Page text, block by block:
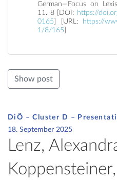
German—Focus on
11. 8 [DOI: https://
0165 ] [URL:
https://
1/8/165
Show post
DiÖ – Cluster D –
18. September 2025
Lenz,